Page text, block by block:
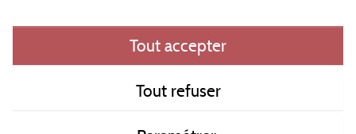
Contact
Tout accepter
Tout refuser